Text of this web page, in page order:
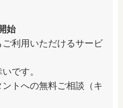
始
利用いただけるサービ
です。
ントへの無料ご相談（キ